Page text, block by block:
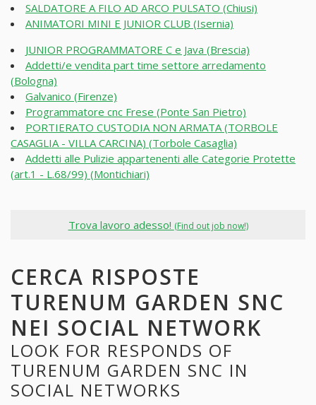
SALDATORE A FILO AD ARCO PULSATO (Chiusi)
ANIMATORI MINI E JUNIOR CLUB (Isernia)
JUNIOR PROGRAMMATORE C e Java (Brescia)
Addetti/e vendita part time settore arredamento
(Bologna)
Galvanico (Firenze)
Programmatore cnc Frese (Ponte San Pietro)
PORTIERATO CUSTODIA NON ARMATA (TORBOLE
CASAGLIA - VILLA CARCINA) (Torbole Casaglia)
Addetti alle Pulizie appartenenti alle Categorie Protette
(art.1 - L.68/99) (Montichiari)
Trova lavoro adesso! (Find out job now!)
CERCA RISPOSTE
TURENUM GARDEN SNC
NEI SOCIAL NETWORK
LOOK FOR RESPONDS OF
TURENUM GARDEN SNC IN
SOCIAL NETWORKS